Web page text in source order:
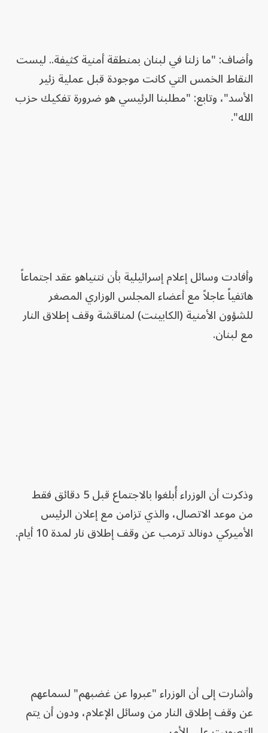
وأضاف: "ما زلنا في لبنان بمنطقة أمنية كثيفة.. ليست
النقاط الخمس التي كانت موجودة قبل عملية زئير
الأسد"، وتابع: "مطلبنا الرئيسي هو ضرورة تفكيك حزب
الله".
وأفادت وسائل إعلام إسرائيلية بأن نتنياهو عقد اجتماعاً
هاتفياً عاجلاً مع أعضاء المجلس الوزاري المصغر
للشؤون الأمنية (الكابينت) لمناقشة وقف إطلاق النار
مع لبنان.
وذكرت أن الوزراء أُبلغوا بالاجتماع قبل 5 دقائق فقط
من موعد الاتصال، والذي تزامن مع إعلان الرئيس
الأميركي دونالد ترمب عن وقف إطلاق نار لمدة 10 أيام.
وأشارت إلى أن الوزراء "عبروا عن غضبهم" لسماعهم
عن وقف إطلاق النار من وسائل الإعلام، ودون أن يتم